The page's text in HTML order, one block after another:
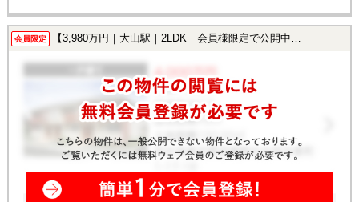
会員限定 【3,980万円｜大山駅｜2LDK｜会員様限定で公開中！】